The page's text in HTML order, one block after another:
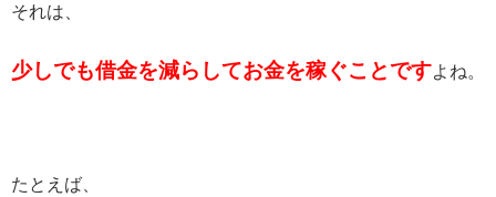
それは、
少しでも借金を減らしてお金を稼ぐことですよね。
たとえば、